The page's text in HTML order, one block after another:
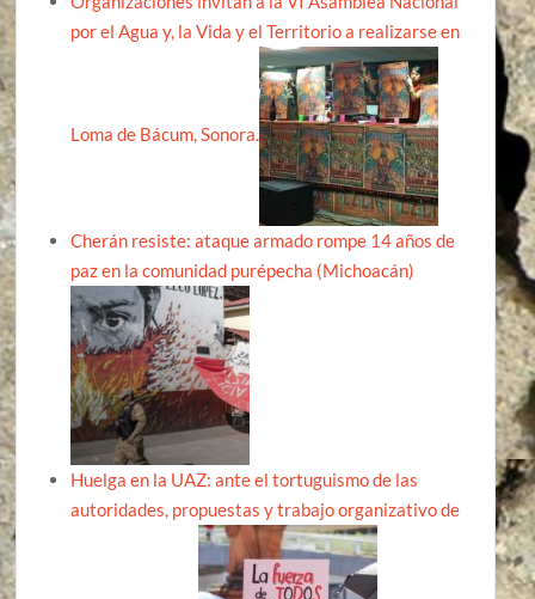
por el Agua y, la Vida y el Territorio a realizarse en
Loma de Bácum, Sonora.
Cherán resiste: ataque armado rompe 14 años de
paz en la comunidad purépecha (Michoacán)
Huelga en la UAZ: ante el tortuguismo de las
autoridades, propuestas y trabajo organizativo de